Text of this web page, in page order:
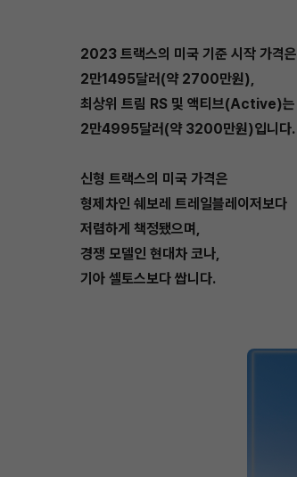
2023 트랙스의 미국 기준 시작 가격은
2만1495달러(약 2700만원),
최상위 트림 RS 및 액티브(Active)는
2만4995달러(약 3200만원)입니다.
신형 트랙스의 미국 가격은
형제차인 쉐보레 트레일블레이저보다
저렴하게 책정됐으며,
경쟁 모델인 현대차 코나,
기아 셀토스보다 쌉니다.